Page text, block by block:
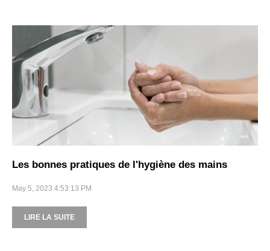
Les bonnes pratiques de l'hygiène des mains
May 5, 2023 4:53:13 PM
LIRE LA SUITE